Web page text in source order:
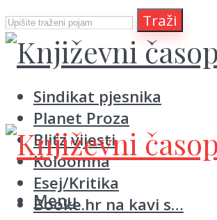
Traži
Sindikat pjesnika
Planet Proza
Blitz vijesti
Koloomna
Esej/Kritika
Booke.hr na kavi s…
Menu